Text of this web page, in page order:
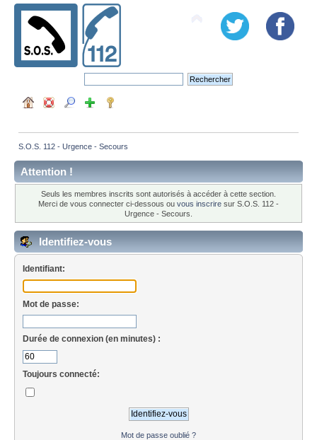
S.O.S. 112 - Urgence - Secours
Attention !
Seuls les membres inscrits sont autorisés à accéder à cette section.
Merci de vous connecter ci-dessous ou vous inscrire sur S.O.S. 112 -
Urgence - Secours.
Identifiez-vous
Identifiant:
Mot de passe:
Durée de connexion (en minutes) :
Toujours connecté:
Mot de passe oublié ?